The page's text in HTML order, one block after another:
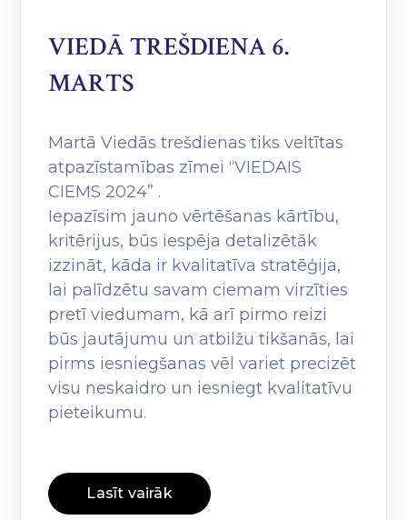
VIEDĀ TREŠDIENA 6.
MARTS
Martā Viedās trešdienas tiks veltītas
atpazīstamības zīmei “VIEDAIS
CIEMS 2024” .
Iepazīsim jauno vērtēšanas kārtību,
kritērijus, būs iespēja detalizētāk
izzināt, kāda ir kvalitatīva stratēģija,
lai palīdzētu savam ciemam virzīties
pretī viedumam, kā arī pirmo reizi
būs jautājumu un atbilžu tikšanās, lai
pirms iesniegšanas vēl variet precizēt
visu neskaidro un iesniegt kvalitatīvu
pieteikumu.
Lasīt vairāk